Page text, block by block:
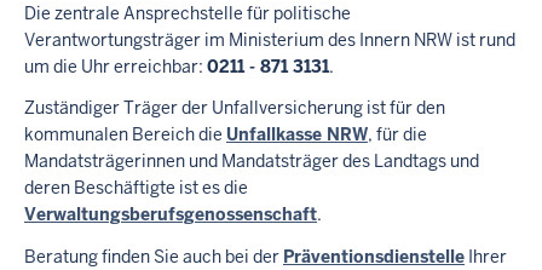
Die zentrale Ansprechstelle für politische
Verantwortungsträger im Ministerium des Innern NRW ist rund
um die Uhr erreichbar: 0211 - 871 3131.
Zuständiger Träger der Unfallversicherung ist für den
kommunalen Bereich die Unfallkasse NRW, für die
Mandatsträgerinnen und Mandatsträger des Landtags und
deren Beschäftigte ist es die
Verwaltungsberufsgenossenschaft.
Beratung finden Sie auch bei der Präventionsdienstelle Ihrer